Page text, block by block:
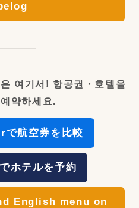
여기서! 항공권・호텔을
약하세요.
航空券を比較
ホテルを予約
English menu on